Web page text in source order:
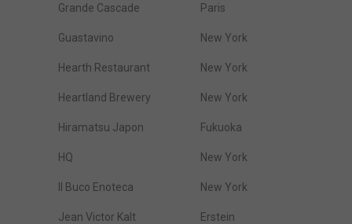
Grande Cascade Paris
Guastavino New York
Hearth Restaurant New York
Heartland Brewery New York
Hiramatsu Japon Fukuoka
HQ New York
Il Buco Enoteca New York
Jean Victor Kalt Erstein